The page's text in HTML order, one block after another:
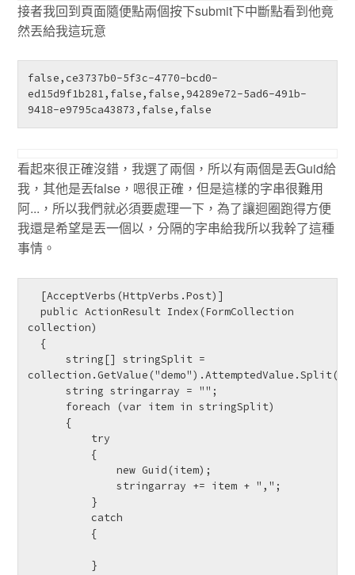
接者我回到頁面隨便點兩個按下submit下中斷點看到他竟
然丟給我這玩意
false,ce3737b0-5f3c-4770-bcd0-
ed15d9f1b281,false,false,94289e72-5ad6-491b-
9418-e9795ca43873,false,false
看起來很正確沒錯，我選了兩個，所以有兩個是丟Guid給
我，其他是丟false，嗯很正確，但是這樣的字串很難用
阿...，所以我們就必須要處理一下，為了讓迴圈跑得方便
我還是希望是丟一個以，分隔的字串給我所以我幹了這種
事情。
  public ActionResult Index(FormCollection
collection)
string[] stringSplit =
string stringarray = "";
foreach (var item in stringSplit)
{
try
{
new Guid(item);
stringarray += item + ",";
}
catch
{
}